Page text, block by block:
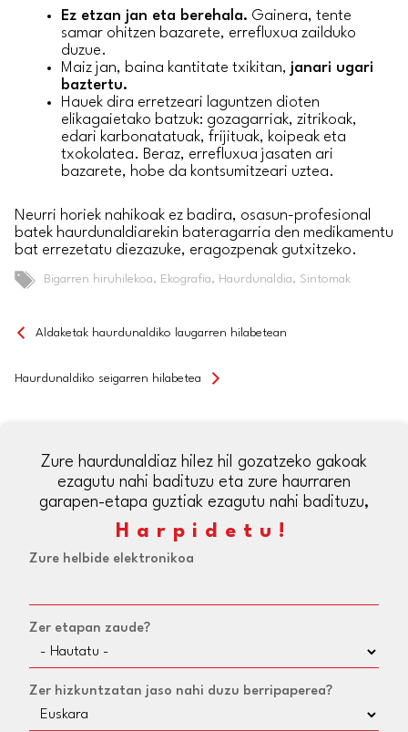
Ez etzan jan eta berehala. Gainera, tente
samar ohitzen bazarete, errefluxua zailduko
duzue.
Maiz jan, baina kantitate txikitan, janari ugari
baztertu.
Hauek dira erretzeari laguntzen dioten
elikagaietako batzuk: gozagarriak, zitrikoak,
edari karbonatatuak, frijituak, koipeak eta
txokolatea. Beraz, errefluxua jasaten ari
bazarete, hobe da kontsumitzeari uztea.
Neurri horiek nahikoak ez badira, osasun-profesional
batek haurdunaldiarekin bateragarria den medikamentu
bat errezetatu diezazuke, eragozpenak gutxitzeko.
Bigarren hiruhilekoa, Ekografia, Haurdunaldia, Sintomak
Haurdunaldiko seigarren hilabetea
Aldaketak haurdunaldiko laugarren hilabetean
Zure haurdunaldiaz hilez hil gozatzeko gakoak
ezagutu nahi badituzu eta zure haurraren
garapen-etapa guztiak ezagutu nahi badituzu,
Harpidetu!
Zure helbide elektronikoa
Zer etapan zaude?
Zer hizkuntzatan jaso nahi duzu berripaperea?